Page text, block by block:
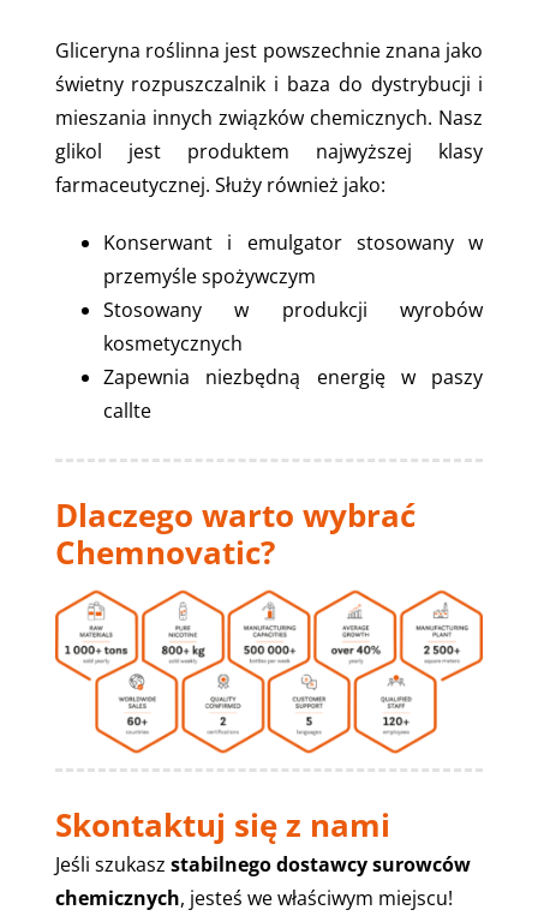
Gliceryna roślinna jest powszechnie znana jako
świetny rozpuszczalnik i baza do dystrybucji i
mieszania innych związków chemicznych. Nasz
glikol jest produktem najwyższej klasy
farmaceutycznej. Służy również jako:
Konserwant i emulgator stosowany w
przemyśle spożywczym
Stosowany w produkcji wyrobów
kosmetycznych
Zapewnia niezbędną energię w paszy
callte
Dlaczego warto wybrać
Chemnovatic?
Skontaktuj się z nami
Jeśli szukasz stabilnego dostawcy surowców
chemicznych, jesteś we właściwym miejscu!